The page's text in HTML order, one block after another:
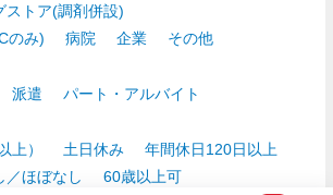
ストア(調剤併設)
のみ)
病院 企業
その他
派遣
パート・アルバイト
上）
土日休み
年間休日120日以上
／ほぼなし
60歳以上可